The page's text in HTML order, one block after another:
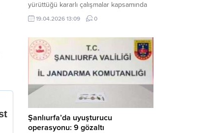
yürüttüğü kararlı çalışmalar kapsamında
Bozova ilçesinde bir ikamete operasyon
düzenledi. Yapılan aramada çok sayıda
mühimmat ele geçirildi. Haber Merkezi –
Şanlıurfa Valiliği İl Basın ve Halkla İlişkiler
Müdürlüğü tarafından yapılan açıklamaya
göre; 17 Nisan...
19.04.2026 13:09 0
Şanlıurfa’da uyuşturucu
operasyonu: 9 gözaltı